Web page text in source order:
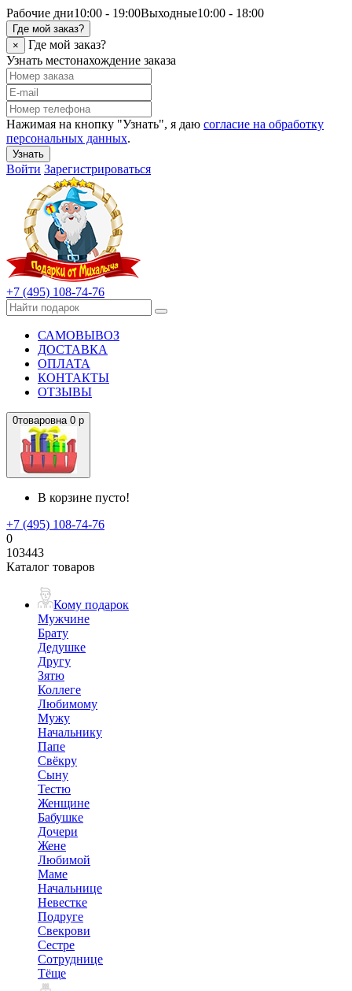
Рабочие дни10:00 - 19:00Выходные10:00 - 18:00
Где мой заказ?
×
Где мой заказ?
Узнать местонахождение заказа
Нажимая на кнопку "Узнать", я даю согласие на обработку
персональных данных.
Узнать
Войти Зарегистрироваться
+7 (495) 108-74-76
САМОВЫВОЗ
ДОСТАВКА
ОПЛАТА
КОНТАКТЫ
ОТЗЫВЫ
0товаровна 0 р
В корзине пусто!
+7 (495) 108-74-76
0
103443
Каталог товаров
Кому подарок
Мужчине
Брату
Дедушке
Другу
Зятю
Коллеге
Любимому
Мужу
Начальнику
Папе
Свёкру
Сыну
Тестю
Женщине
Бабушке
Дочери
Жене
Любимой
Маме
Начальнице
Невестке
Подруге
Свекрови
Сестре
Сотруднице
Тёще